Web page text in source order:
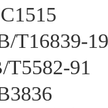
T16839-
T5582-91